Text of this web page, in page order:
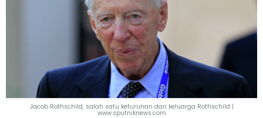
Jacob Rothschild, salah satu keturunan dari keluarga Rothschild |
www.sputniknews.com